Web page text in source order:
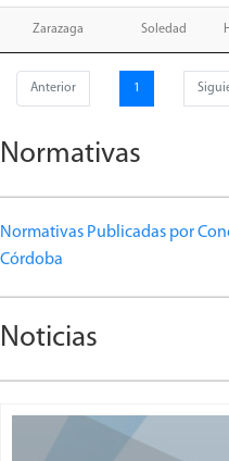
Zarazaga Soledad
Anterior 1
Normativas
Normativas Publicadas por
Córdoba
Noticias